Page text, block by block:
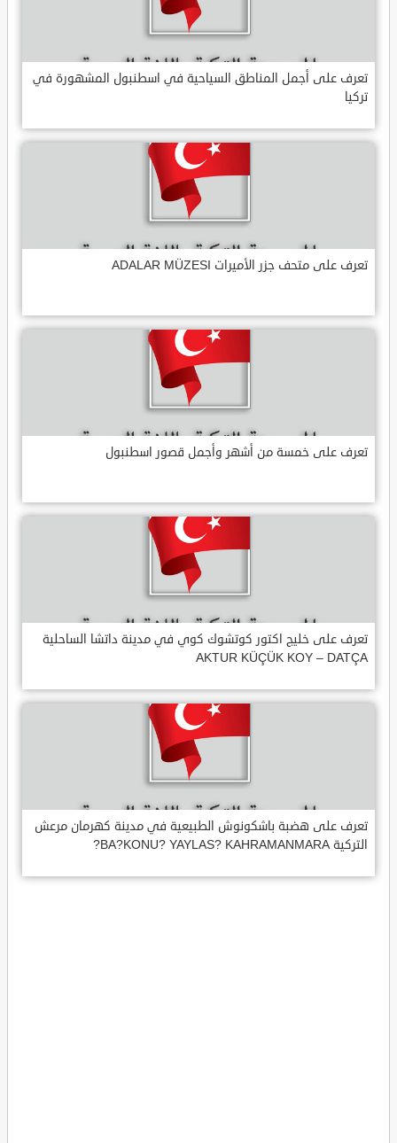
تعرف على أجمل المناطق السياحية في اسطنبول المشهورة في
تركيا
تعرف على متحف جزر الأميرات ADALAR MÜZESI
تعرف على خمسة من أشهر وأجمل قصور اسطنبول
تعرف على خليج اكتور كوتشوك كوي في مدينة داتشا الساحلية
AKTUR KÜÇÜK KOY – DATÇA
تعرف على هضبة باشكونوش الطبيعية في مدينة كهرمان مرعش
التركية BA?KONU? YAYLAS? KAHRAMANMARA?